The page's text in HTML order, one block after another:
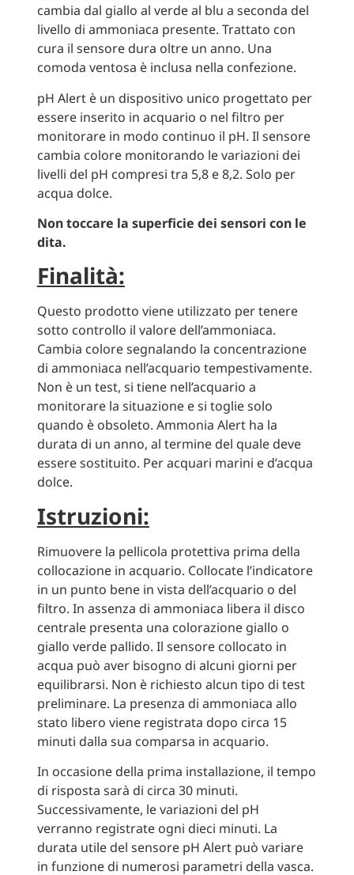
cambia dal giallo al verde al blu a seconda del
livello di ammoniaca presente. Trattato con
cura il sensore dura oltre un anno. Una
comoda ventosa è inclusa nella confezione.
pH Alert è un dispositivo unico progettato per
essere inserito in acquario o nel filtro per
monitorare in modo continuo il pH. Il sensore
cambia colore monitorando le variazioni dei
livelli del pH compresi tra 5,8 e 8,2. Solo per
acqua dolce.
Non toccare la superficie dei sensori con le
dita.
Finalità:
Questo prodotto viene utilizzato per tenere
sotto controllo il valore dell’ammoniaca.
Cambia colore segnalando la concentrazione
di ammoniaca nell’acquario tempestivamente.
Non è un test, si tiene nell’acquario a
monitorare la situazione e si toglie solo
quando è obsoleto. Ammonia Alert ha la
durata di un anno, al termine del quale deve
essere sostituito. Per acquari marini e d’acqua
dolce.
Istruzioni:
Rimuovere la pellicola protettiva prima della
collocazione in acquario. Collocate l’indicatore
in un punto bene in vista dell’acquario o del
filtro. In assenza di ammoniaca libera il disco
centrale presenta una colorazione giallo o
giallo verde pallido. Il sensore collocato in
acqua può aver bisogno di alcuni giorni per
equilibrarsi. Non è richiesto alcun tipo di test
preliminare. La presenza di ammoniaca allo
stato libero viene registrata dopo circa 15
minuti dalla sua comparsa in acquario.
In occasione della prima installazione, il tempo
di risposta sarà di circa 30 minuti.
Successivamente, le variazioni del pH
verranno registrate ogni dieci minuti. La
durata utile del sensore pH Alert può variare
in funzione di numerosi parametri della vasca.